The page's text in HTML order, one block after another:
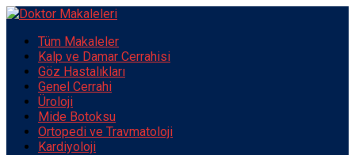
Tüm Makaleler
Kalp ve Damar Cerrahisi
Göz Hastalıkları
Genel Cerrahi
Üroloji
Mide Botoksu
Ortopedi ve Travmatoloji
Kardiyoloji